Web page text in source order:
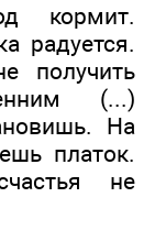
кормит.
радуется.
получить
(...)
На
платок.
не